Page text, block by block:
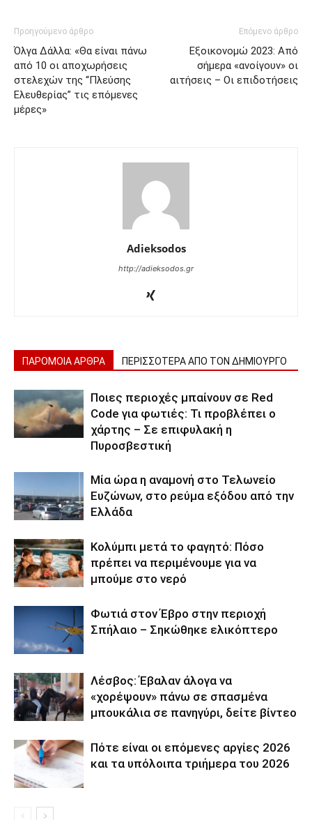
Προηγούμενο άρθρο
Όλγα Δάλλα: «Θα είναι πάνω
από 10 οι αποχωρήσεις
στελεχών της “Πλεύσης
Ελευθερίας” τις επόμενες
μέρες»
Επόμενο άρθρο
Εξοικονομώ 2023: Από
σήμερα «ανοίγουν» οι
αιτήσεις – Οι επιδοτήσεις
Adieksodos
http://adieksodos.gr
ΠΑΡΟΜΟΙΑ ΑΡΘΡΑ ΠΕΡΙΣΣΟΤΕΡΑ ΑΠΟ ΤΟΝ ΔΗΜΙΟΥΡΓΟ
Ποιες περιοχές μπαίνουν σε Red
Code για φωτιές: Τι προβλέπει ο
χάρτης – Σε επιφυλακή η
Πυροσβεστική
Μία ώρα η αναμονή στο Τελωνείο
Ευζώνων, στο ρεύμα εξόδου από την
Ελλάδα
Κολύμπι μετά το φαγητό: Πόσο
πρέπει να περιμένουμε για να
μπούμε στο νερό
Φωτιά στον Έβρο στην περιοχή
Σπήλαιο – Σηκώθηκε ελικόπτερο
Λέσβος: Έβαλαν άλογα να
«χορέψουν» πάνω σε σπασμένα
μπουκάλια σε πανηγύρι, δείτε βίντεο
Πότε είναι οι επόμενες αργίες 2026
και τα υπόλοιπα τριήμερα του 2026